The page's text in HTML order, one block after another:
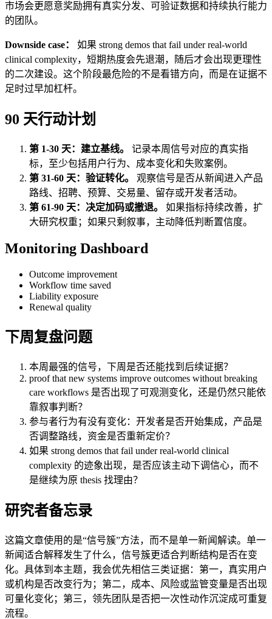
市场会更愿意奖励拥有真实分发、可验证数据和持续执行能力
的团队。
Downside case：
如果 strong demos that fail under real-world
clinical complexity，短期热度会先退潮，随后才会出现更理性
的二次建设。这个阶段最危险的不是看错方向，而是在证据不
足时过早加杠杆。
90 天行动计划
第 1-30 天：建立基线。
记录本周信号对应的真实指
标，至少包括用户行为、成本变化和失败案例。
第 31-60 天：验证转化。
观察信号是否从新闻进入产品
路线、招聘、预算、交易量、留存或开发者活动。
第 61-90 天：决定加码或撤退。
如果指标持续改善，扩
大研究权重；如果只剩叙事，主动降低判断置信度。
Monitoring Dashboard
Outcome improvement
Workflow time saved
Liability exposure
Renewal quality
下周复盘问题
本周最强的信号，下周是否还能找到后续证据？
proof that new systems improve outcomes without breaking
care workflows 是否出现了可观测变化，还是仍然只能依
靠叙事判断？
参与者行为有没有变化：开发者是否开始集成，产品是
否调整路线，资金是否重新定价？
如果 strong demos that fail under real-world clinical
complexity 的迹象出现，是否应该主动下调信心，而不
是继续为原 thesis 找理由？
研究者备忘录
这篇文章使用的是“信号簇”方法，而不是单一新闻解读。单一
新闻适合解释发生了什么，信号簇更适合判断结构是否在变
化。具体到本主题，我会优先相信三类证据：第一，真实用户
或机构是否改变行为；第二，成本、风险或监管变量是否出现
可量化变化；第三，领先团队是否把一次性动作沉淀成可重复
流程。